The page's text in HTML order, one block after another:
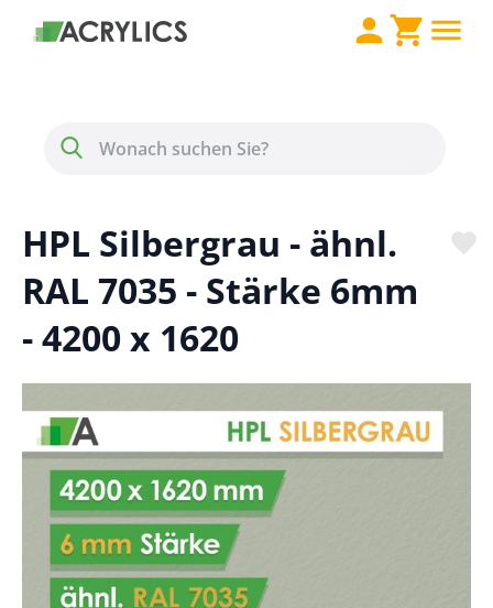
Menü
HPL Silbergrau - ähnl.
RAL 7035 - Stärke 6mm
- 4200 x 1620